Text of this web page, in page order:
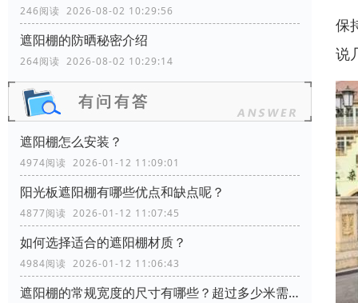
246阅读 2026-08-02 10:29:56
遮阳棚的防晒秘密介绍
264阅读 2026-08-02 10:29:14
遮阳棚怎么安装？
4974阅读 2026-01-12 11:09:01
阳光板遮阳棚有哪些优点和缺点呢？
4877阅读 2026-01-12 11:07:45
如何选择适合的遮阳棚材质？
4984阅读 2026-01-12 11:06:43
遮阳棚的常规宽度的尺寸有哪些？超过多少米需要增加支撑柱？
保
说